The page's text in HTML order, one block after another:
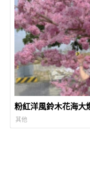
粉紅洋風鈴木花海大
其他